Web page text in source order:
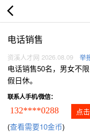
电话销售
资溪人才网 2026.08.09 举
电话销售50名，男女不
假日休。
联系人手机/微信：
132****0288 点
(查看需要10金币)